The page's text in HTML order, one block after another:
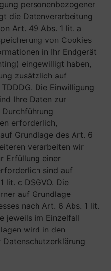
personenbezogener
die Datenverarbeitung
Art. 49 Abs. 1 lit. a
von Cookies
in Ihr Endgerät
eingewilligt haben,
zusätzlich auf
Die Einwilligung
Ihre Daten zur
erforderlich,
Grundlage des Art. 6
verarbeiten wir
Erfüllung einer
sind auf
lit. c DSGVO. Die
auf Grundlage
nach Art. 6 Abs. 1 lit.
jeweils im Einzelfall
wird in den